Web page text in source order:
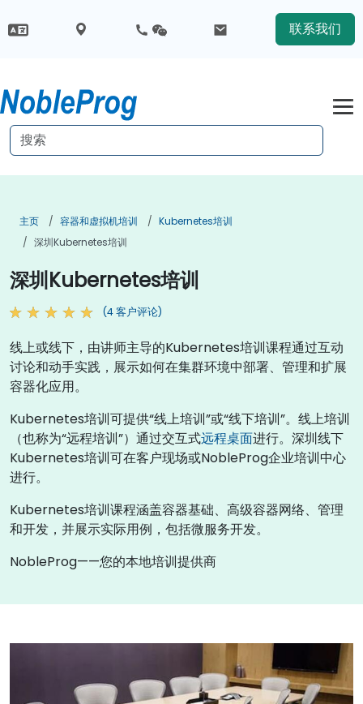
联系我们
主页 容器和虚拟机培训
Kubernetes培训
深圳Kubernetes培训
深圳Kubernetes培训
(4 客户评论)
线上或线下，由讲师主导的Kubernetes培训课程通过互动
讨论和动手实践，展示如何在集群环境中部署、管理和扩展
容器化应用。
Kubernetes培训可提供“线上培训”或“线下培训”。线上培训
（也称为“远程培训”）通过交互式远程桌面进行。深圳线下
Kubernetes培训可在客户现场或NobleProg企业培训中心
进行。
Kubernetes培训课程涵盖容器基础、高级容器网络、管理
和开发，并展示实际用例，包括微服务开发。
NobleProg——您的本地培训提供商